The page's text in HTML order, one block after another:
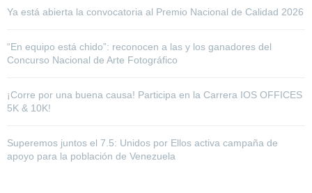
Ya está abierta la convocatoria al Premio Nacional de Calidad 2026
“En equipo está chido”: reconocen a las y los ganadores del
Concurso Nacional de Arte Fotográfico
¡Corre por una buena causa! Participa en la Carrera IOS OFFICES
5K & 10K!
Superemos juntos el 7.5: Unidos por Ellos activa campaña de
apoyo para la población de Venezuela